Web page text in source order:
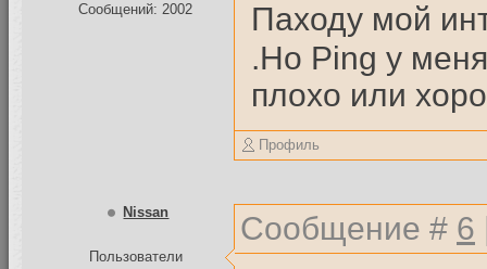
Сообщений: 2002
Паходу мой
.Но Ping у
плохо или
Профиль
Nissan
Пользователи
Сообщение # 6